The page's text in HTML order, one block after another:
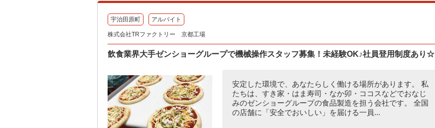
宇治田原町 アルバイト
株式会社TRファクトリー 京都工場
飲食業界大手ゼンショーグループで機械操作スタッフ募集！未経験OK♪社員登用制度あり☆
安定した環境で、あなたらしく働ける場所があります。 私
たちは、すき家・はま寿司・なか卯・ココスなどでおなじ
みのゼンショーグループの食品製造を担う会社です。 全国
の店舗に「安全でおいしい」を届ける一員...